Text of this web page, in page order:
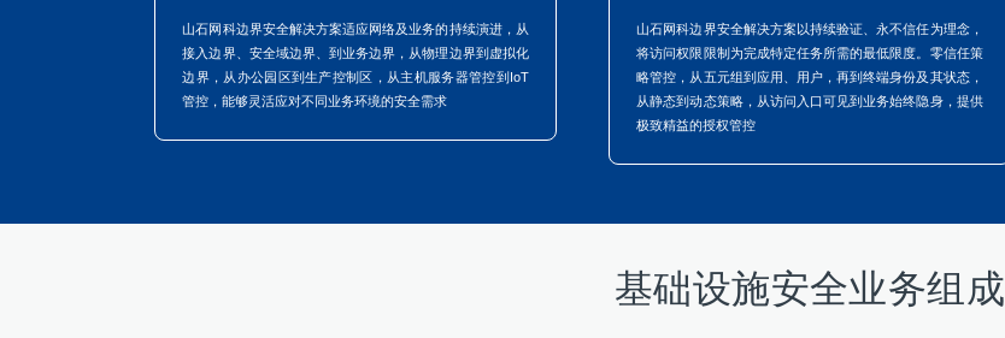
山石网科边界安全解决方案适应网络及业务的持续演进，从
接入边界、安全域边界、到业务边界，从物理边界到虚拟化
边界，从办公园区到生产控制区，从主机服务器管控到IoT
管控，能够灵活应对不同业务环境的安全需求
山石网科边界安全解决方案以持续验证、永不信任为理念，
将访问权限限制为完成特定任务所需的最低限度。零信任策
略管控，从五元组到应用、用户，再到终端身份及其状态，
从静态到动态策略，从访问入口可见到业务始终隐身，提供
极致精益的授权管控
基础设施安全业务组成